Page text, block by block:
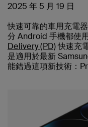
2025 年 5 月 19 日
快速可靠的車用充電
分 Android 手機都使
Delivery (PD)快速充
是適用於最新
能錯過這項新技術：